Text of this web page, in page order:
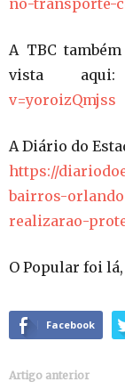
no-transporte-
A TBC
vista
v=yoroizQmjss
A Diário do
https://
bairros-
realizarao-
O Popular foi
Facebook
Artigo anterior